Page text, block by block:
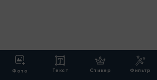
Фото Текст Стикер Фильтр